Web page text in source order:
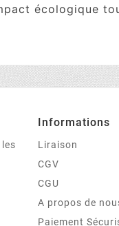
écologique
Informations
Liraison
CGV
CGU
A propos de
Paiement